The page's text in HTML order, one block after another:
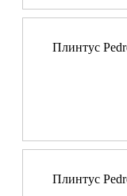
Плинтус
Плинтус